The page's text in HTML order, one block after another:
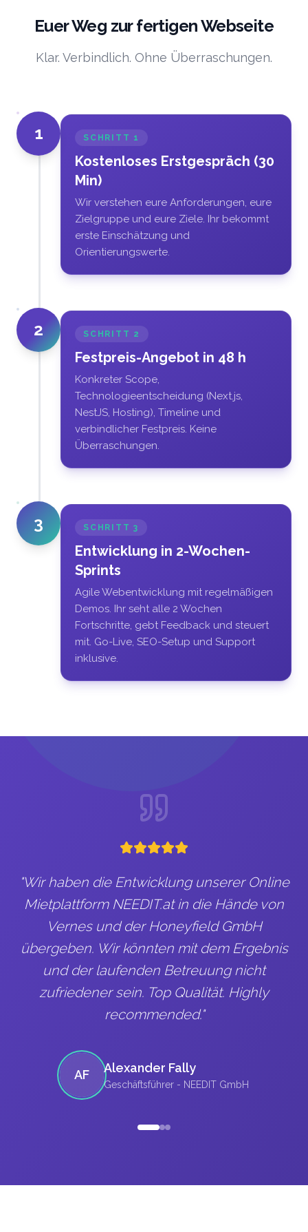
Euer Weg zur fertigen Webseite
Klar. Verbindlich. Ohne Überraschungen.
SCHRITT 1
Kostenloses Erstgespräch (30
Min)
Wir verstehen eure Anforderungen, eure
Zielgruppe und eure Ziele. Ihr bekommt
erste Einschätzung und
Orientierungswerte.
1
SCHRITT 2
Festpreis-Angebot in 48 h
Konkreter Scope,
Technologieentscheidung (Next.js,
NestJS, Hosting), Timeline und
verbindlicher Festpreis. Keine
Überraschungen.
2
SCHRITT3
Entwicklung in 2-Wochen-
Sprints
Agile Webentwicklung mit regelmäßigen
Demos. Ihr seht alle 2 Wochen
Fortschritte, gebt Feedback und steuert
mit. Go-Live, SEO-Setup und Support
inklusive.
3
"Wir haben die Entwicklung unserer Online
Mietplattform NEEDIT.at in die Hände von
Vernes und der Honeyfield GmbH
übergeben. Wir könnten mit dem Ergebnis
und der laufenden Betreuung nicht
zufriedener sein. Top Qualität. Highly
recommended."
AF Alexander Fally
Geschäftsführer- NEEDIT GmbH